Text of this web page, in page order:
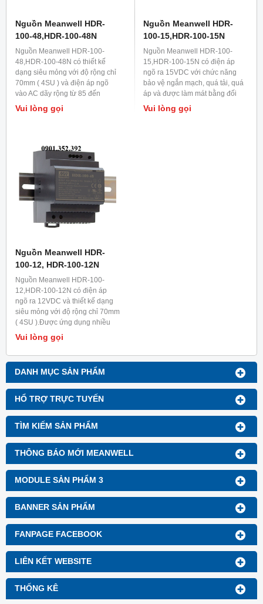
DANH MỤC SẢN PHẨM
HỔ TRỢ TRỰC TUYẾN
TÌM KIẾM SẢN PHẨM
THÔNG BÁO MỚI MEANWELL
MODULE SẢN PHẨM 3
BANNER SẢN PHẨM
FANPAGE FACEBOOK
LIÊN KẾT WEBSITE
THỐNG KÊ
Nguồn Meanwell HDR-
100-48,HDR-100-48N
Nguồn Meanwell HDR-100-
48,HDR-100-48N có thiết kế
dạng siêu mỏng với độ rộng chỉ
70mm ( 4SU ) và điện áp ngõ
vào AC dãy rộng từ 85 đến
264VAC ( có thể hoạt động được
277VAC ).
Vui lòng gọi
Nguồn Meanwell HDR-
100-15,HDR-100-15N
Nguồn Meanwell HDR-100-
15,HDR-100-15N có điện áp
ngõ ra 15VDC với chức năng
bảo vệ ngắn mạch, quá tải, quá
áp và được làm mát bằng đối
lưu không khí.Ứng dụng lắp
trong các tủ điện và tủ điều
Vui lòng gọi
Nguồn Meanwell HDR-
100-12, HDR-100-12N
Nguồn Meanwell HDR-100-
12,HDR-100-12N có điện áp
ngõ ra 12VDC và thiết kế dạng
siêu mỏng với độ rộng chỉ 70mm
( 4SU ).Được ứng dụng nhiều
cho hệ thống điều khiển công
nghiệp và hệ thống tự động hóa
trong tòa nhà.
Vui lòng gọi